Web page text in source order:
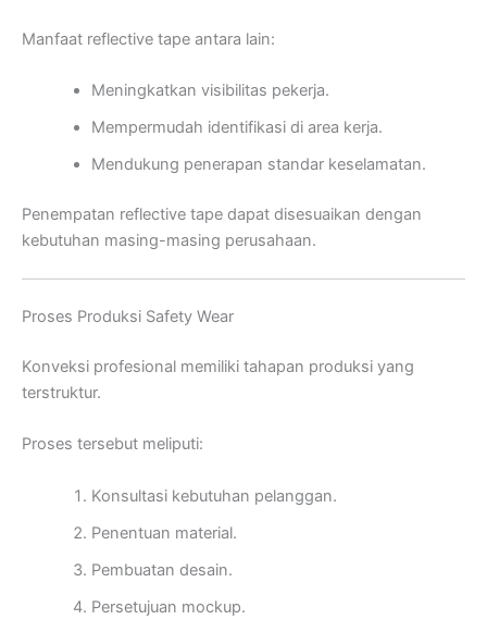
Manfaat reflective tape antara lain:
Meningkatkan visibilitas pekerja.
Mempermudah identifikasi di area kerja.
Mendukung penerapan standar keselamatan.
Penempatan reflective tape dapat disesuaikan dengan
kebutuhan masing-masing perusahaan.
Proses Produksi Safety Wear
Konveksi profesional memiliki tahapan produksi yang
terstruktur.
Proses tersebut meliputi:
Konsultasi kebutuhan pelanggan.
Penentuan material.
Pembuatan desain.
Persetujuan mockup.